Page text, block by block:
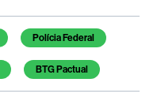
Polícia Federal
BTG Pactual